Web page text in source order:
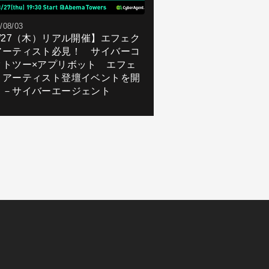
08/03
（木）リアル開催】エフェク
ーティスト必見！ サイバーコ
トツー×アプリボット エフェ
アーティスト登壇イベントを開
サイバーエージェント